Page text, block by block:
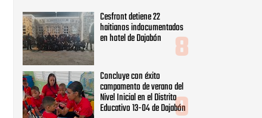
Cesfront detiene 22
haitianos indocumentados
en hotel de Dajabón
Concluye con éxito
campamento de verano del
Nivel Inicial en el Distrito
Educativo 13-04 de Dajabón